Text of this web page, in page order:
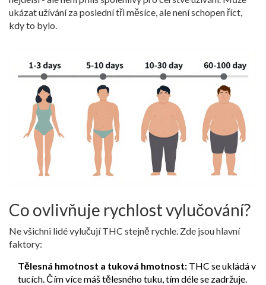
ukázat užívání za poslední tři měsíce, ale není schopen říct,
kdy to bylo.
Co ovlivňuje rychlost vylučování?
Ne všichni lidé vylučují THC stejně rychle. Zde jsou hlavní
faktory:
Tělesná hmotnost a tuková hmotnost: THC se ukládá v
tucích. Čím více máš tělesného tuku, tím déle se zadržuje.